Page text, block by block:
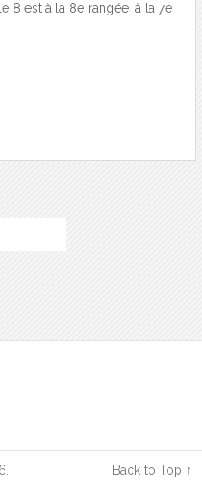
8 est à la 8e rangée, à la 7e
Back to Top ↑